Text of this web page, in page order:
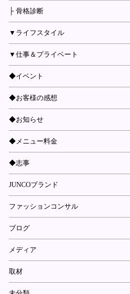
├ 骨格診断
▼ライフスタイル
▼仕事＆プライベート
◆イベント
◆お客様の感想
◆お知らせ
◆メニュー料金
◆志事
JUNCOブランド
ファッションコンサル
ブログ
メディア
取材